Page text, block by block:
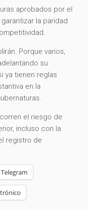
aprobados por el
la paridad
Porque varios,
su
ya tienen reglas
en la
el riesgo de
incluso con la
registro de
Telegram